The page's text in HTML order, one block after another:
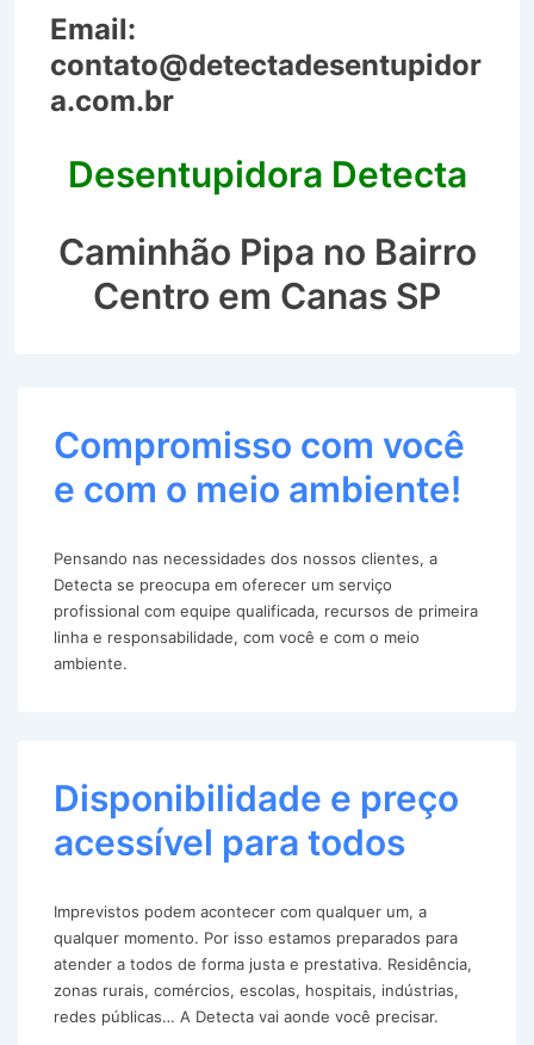
Email:
contato@detectadesentupidor
a.com.br
Desentupidora Detecta
Caminhão Pipa no Bairro
Centro em Canas SP
Compromisso com você
e com o meio ambiente!
Pensando nas necessidades dos nossos clientes, a
Detecta se preocupa em oferecer um serviço
profissional com equipe qualificada, recursos de primeira
linha e responsabilidade, com você e com o meio
ambiente.
Disponibilidade e preço
acessível para todos
Imprevistos podem acontecer com qualquer um, a
qualquer momento. Por isso estamos preparados para
atender a todos de forma justa e prestativa. Residência,
zonas rurais, comércios, escolas, hospitais, indústrias,
redes públicas… A Detecta vai aonde você precisar.